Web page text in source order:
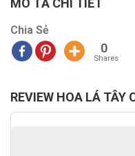
MÔ TẢ CHI TIẾT
Chia Sẻ
0
Shares
REVIEW HOA LÁ TÂY